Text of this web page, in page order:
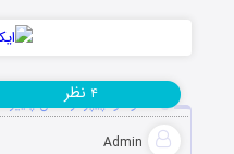
دانلود والپیپر از فصل پاییز Autumn Wallpapers
Admin
۴ نظر